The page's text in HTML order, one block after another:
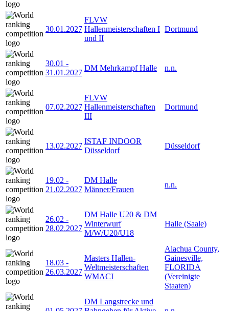
30.01.2027
FLVW
Hallenmeisterschaften I
und II
Dortmund
30.01 -
31.01.2027
DM Mehrkampf Halle n.n.
07.02.2027
FLVW
Hallenmeisterschaften
III
Dortmund
13.02.2027
ISTAF INDOOR
Düsseldorf
Düsseldorf
19.02 -
21.02.2027
DM Halle
Männer/Frauen
n.n.
26.02 -
28.02.2027
DM Halle U20 & DM
Winterwurf
M/W/U20/U18
Halle (Saale)
18.03 -
26.03.2027
Masters Hallen-
Weltmeisterschaften
WMACI
Alachua County,
Gainesville,
FLORIDA
(Vereinigte
Staaten)
DM Langstrecke und